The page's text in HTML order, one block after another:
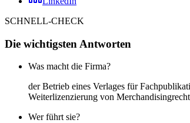
SCHNELL-CHECK
Die wichtigsten Antworten
Was macht die Firma?
der Betrieb eines Verlages für
Weiterlizenzierung von
Wer führt sie?